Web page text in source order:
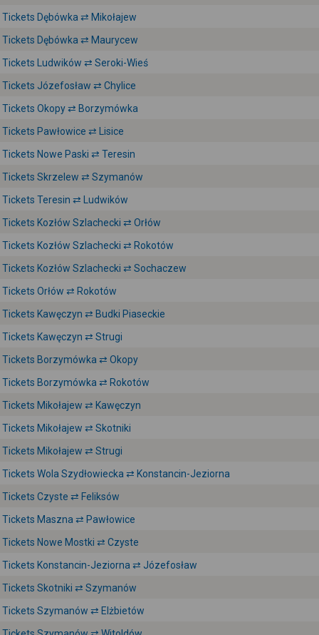
Tickets Dębówka ⇄ Mikołajew
Tickets Dębówka ⇄ Maurycew
Tickets Ludwików ⇄ Seroki-Wieś
Tickets Józefosław ⇄ Chylice
Tickets Okopy ⇄ Borzymówka
Tickets Pawłowice ⇄ Lisice
Tickets Nowe Paski ⇄ Teresin
Tickets Skrzelew ⇄ Szymanów
Tickets Teresin ⇄ Ludwików
Tickets Kozłów Szlachecki ⇄ Orłów
Tickets Kozłów Szlachecki ⇄ Rokotów
Tickets Kozłów Szlachecki ⇄ Sochaczew
Tickets Orłów ⇄ Rokotów
Tickets Kawęczyn ⇄ Budki Piaseckie
Tickets Kawęczyn ⇄ Strugi
Tickets Borzymówka ⇄ Okopy
Tickets Borzymówka ⇄ Rokotów
Tickets Mikołajew ⇄ Kawęczyn
Tickets Mikołajew ⇄ Skotniki
Tickets Mikołajew ⇄ Strugi
Tickets Wola Szydłowiecka ⇄ Konstancin-Jeziorna
Tickets Czyste ⇄ Feliksów
Tickets Maszna ⇄ Pawłowice
Tickets Nowe Mostki ⇄ Czyste
Tickets Konstancin-Jeziorna ⇄ Józefosław
Tickets Skotniki ⇄ Szymanów
Tickets Szymanów ⇄ Elżbietów